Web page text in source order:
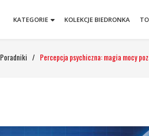
KATEGORIE KOLEKCJE BIEDRONKA
Poradniki / Percepcja psychiczna: magia mocy